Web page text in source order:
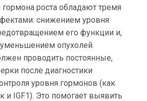
роста обладают тремя
снижением уровня
его функции и,
опухолей.
проводить постоянные,
после диагностики
уровня гормонов (как
и IGF1). Это помогает выявить